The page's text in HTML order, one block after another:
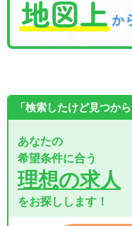
「検索したけど見つか
あなたの
希望条件に合う
理想の求人
をお探しします！